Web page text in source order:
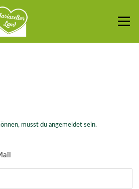
Menü
musst du angemeldet sein.